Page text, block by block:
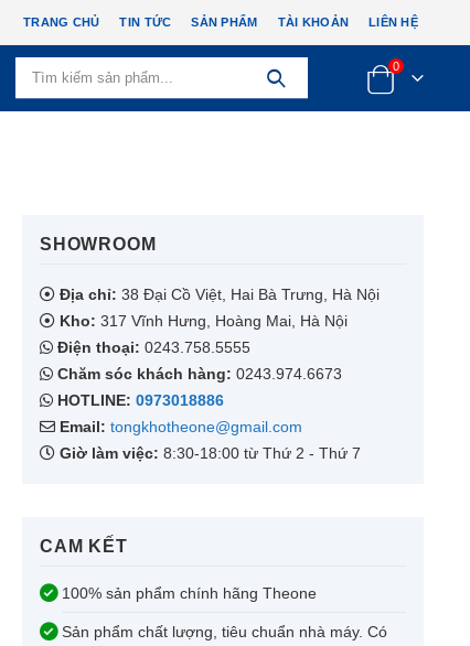
TRANG CHỦ TIN TỨC SẢN PHẨM TÀI KHOẢN LIÊN HỆ
0
SHOWROOM​
Địa chỉ: 38 Đại Cồ Việt, Hai Bà Trưng, Hà Nội
Kho: 317 Vĩnh Hưng, Hoàng Mai, Hà Nội
Điện thoại: 0243.758.5555
Chăm sóc khách hàng: 0243.974.6673
HOTLINE: 0973018886
Email: tongkhotheone@gmail.com
Giờ làm việc: 8:30-18:00 từ Thứ 2 - Thứ 7
CAM KẾT​
100% sản phẩm chính hãng Theone
Sản phẩm chất lượng, tiêu chuẩn nhà máy. Có